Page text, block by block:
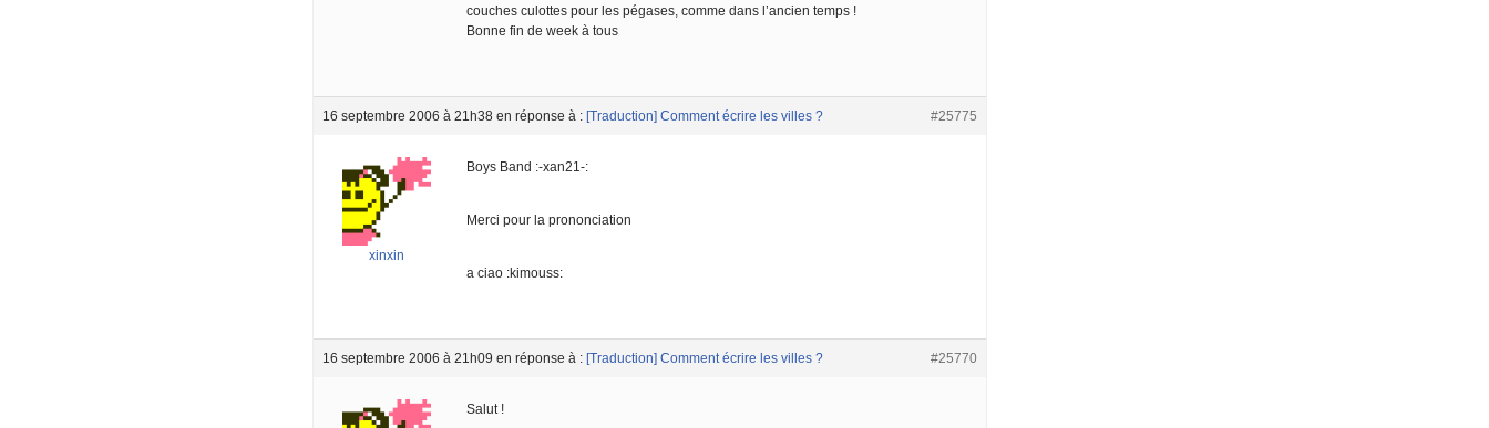
couches culottes pour les pégases, comme dans l’ancien temps !
Bonne fin de week à tous
16 septembre 2006 à 21h38 en réponse à : [Traduction] Comment écrire les villes ? #25775
xinxin
Boys Band :-xan21-:
Merci pour la prononciation
a ciao :kimouss:
16 septembre 2006 à 21h09 en réponse à : [Traduction] Comment écrire les villes ? #25770
Salut !